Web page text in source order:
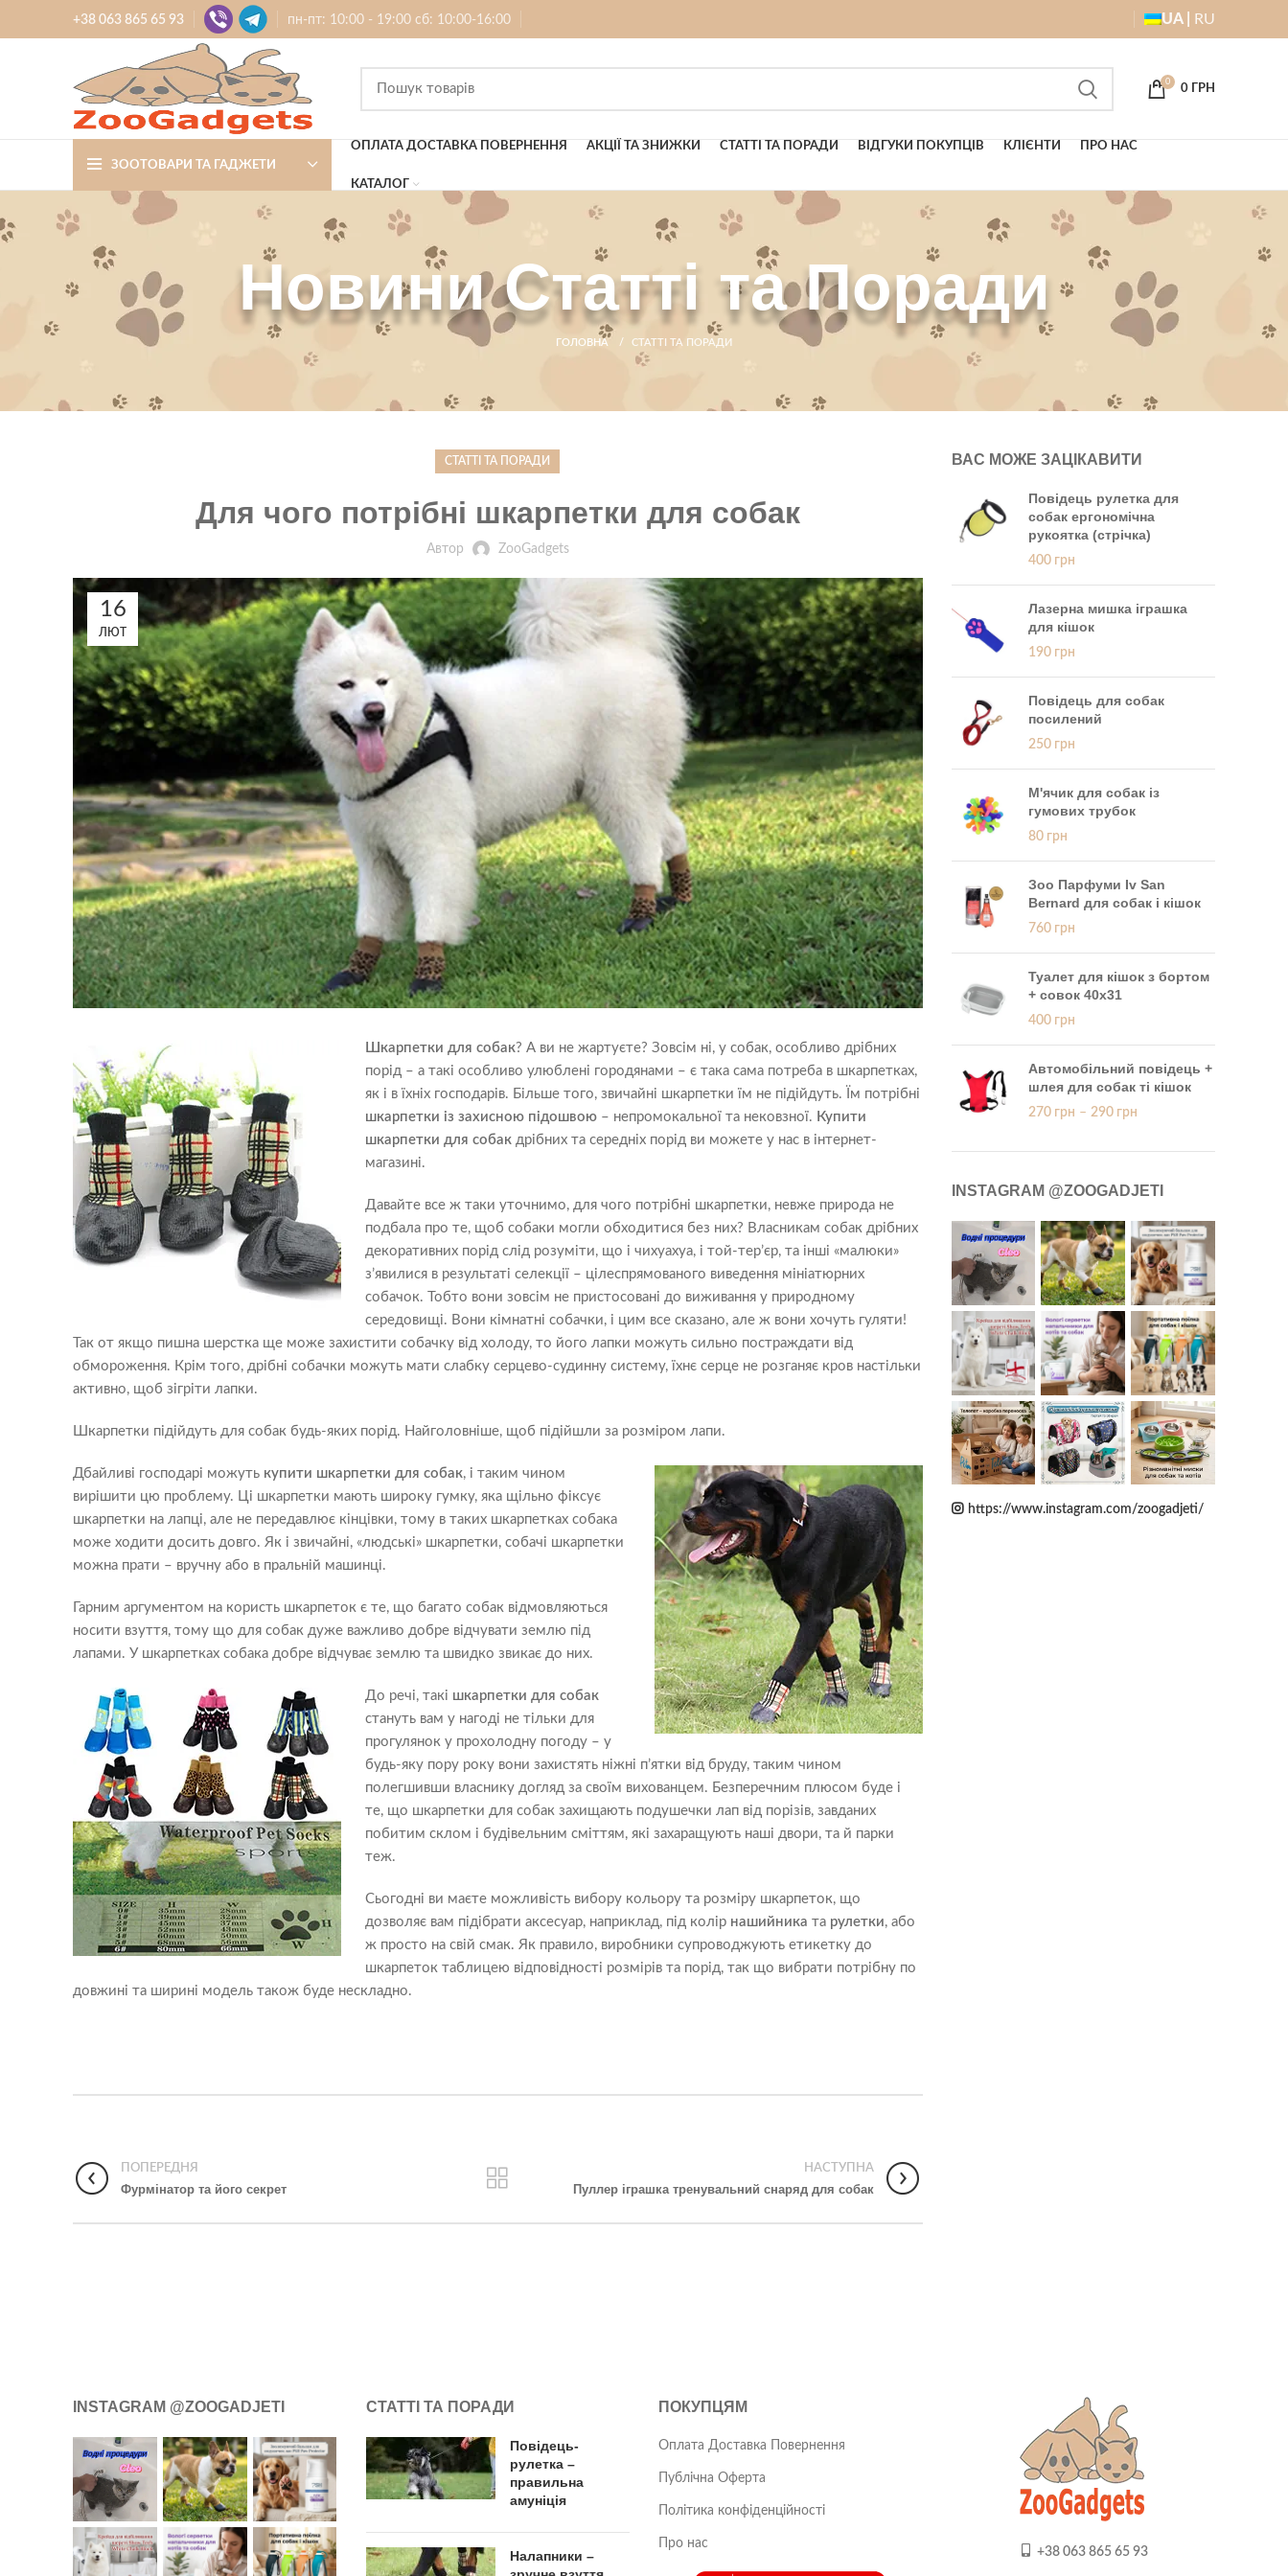
+38 063 865 65 93 пн-пт: 10:00 - 19:00 сб: 10:00-16:00 UA | RU
0
0 ГРН
ЗООТОВАРИ ТА ГАДЖЕТИ
ОПЛАТА ДОСТАВКА ПОВЕРНЕННЯ АКЦІЇ ТА ЗНИЖКИ СТАТТІ ТА ПОРАДИ ВІДГУКИ ПОКУПЦІВ КЛІЄНТИ ПРО НАС
КАТАЛОГ
Новини Статті та Поради
ГОЛОВНА СТАТТІ ТА ПОРАДИ
СТАТТІ ТА ПОРАДИ
Для чого потрібні шкарпетки для собак
Автор ZooGadgets
16
ЛЮТ
Шкарпетки для собак? А ви не жартуєте? Зовсім ні, у собак, особливо дрібних
порід – а такі особливо улюблені городянами – є така сама потреба в шкарпетках,
як і в їхніх господарів. Більше того, звичайні шкарпетки їм не підійдуть. Їм потрібні
шкарпетки із захисною підошвою – непромокальної та нековзної. Купити
шкарпетки для собак дрібних та середніх порід ви можете у нас в інтернет-
магазині.
Давайте все ж таки уточнимо, для чого потрібні шкарпетки, невже природа не
подбала про те, щоб собаки могли обходитися без них? Власникам собак дрібних
декоративних порід слід розуміти, що і чихуахуа, і той-тер’єр, та інші «малюки»
з’явилися в результаті селекції – цілеспрямованого виведення мініатюрних
собачок. Тобто вони зовсім не пристосовані до виживання у природному
середовищі. Вони кімнатні собачки, і цим все сказано, але ж вони хочуть гуляти!
Так от якщо пишна шерстка ще може захистити собачку від холоду, то його лапки можуть сильно постраждати від
обмороження. Крім того, дрібні собачки можуть мати слабку серцево-судинну систему, їхнє серце не розганяє кров настільки
активно, щоб зігріти лапки.
Шкарпетки підійдуть для собак будь-яких порід. Найголовніше, щоб підійшли за розміром лапи.
Дбайливі господарі можуть купити шкарпетки для собак, і таким чином
вирішити цю проблему. Ці шкарпетки мають широку гумку, яка щільно фіксує
шкарпетки на лапці, але не передавлює кінцівки, тому в таких шкарпетках собака
може ходити досить довго. Як і звичайні, «людські» шкарпетки, собачі шкарпетки
можна прати – вручну або в пральній машинці.
Гарним аргументом на користь шкарпеток є те, що багато собак відмовляються
носити взуття, тому що для собак дуже важливо добре відчувати землю під
лапами. У шкарпетках собака добре відчуває землю та швидко звикає до них.
До речі, такі шкарпетки для собак
стануть вам у нагоді не тільки для
прогулянок у прохолодну погоду – у
будь-яку пору року вони захистять ніжні п’ятки від бруду, таким чином
полегшивши власнику догляд за своїм вихованцем. Безперечним плюсом буде і
те, що шкарпетки для собак захищають подушечки лап від порізів, завданих
побитим склом і будівельним сміттям, які захаращують наші двори, та й парки
теж.
Сьогодні ви маєте можливість вибору кольору та розміру шкарпеток, що
дозволяє вам підібрати аксесуар, наприклад, під колір нашийника та рулетки, або
ж просто на свій смак. Як правило, виробники супроводжують етикетку до
шкарпеток таблицею відповідності розмірів та порід, так що вибрати потрібну по
довжині та ширині модель також буде нескладно.
ПОПЕРЕДНЯ
Фурмінатор та його секрет
НАСТУПНА
Пуллер іграшка тренувальний снаряд для собак
ВАС МОЖЕ ЗАЦІКАВИТИ
Повідець рулетка для
собак ергономічна
рукоятка (стрічка)
400грн
Лазерна мишка іграшка
для кішок
190грн
Повідець для собак
посилений
250грн
М'ячик для собак із
гумових трубок
80грн
Зоо Парфуми Iv San
Bernard для собак і кішок
760грн
Туалет для кішок з бортом
+ совок 40x31
400грн
Автомобільний повідець +
шлея для собак ті кішок
270грн – 290грн
INSTAGRAM @ZOOGADJETI
https://www.instagram.com/zoogadjeti/
INSTAGRAM @ZOOGADJETI СТАТТІ ТА ПОРАДИ
Повідець-
рулетка –
правильна
амуніція
Налапники –
ПОКУПЦЯМ
Оплата Доставка Повернення
Публічна Оферта
Політика конфіденційності
Про нас
+38 063 865 65 93